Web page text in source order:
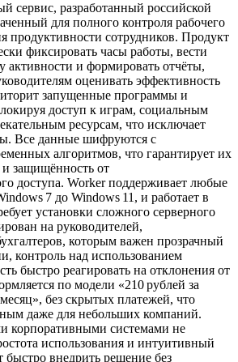
сервис, разработанный российской
для полного контроля рабочего
продуктивности сотрудников. Продукт
фиксировать часы работы, вести
активности и формировать отчёты,
оценивать эффективность
запущенные программы и
доступ к играм, социальным
ресурсам, что исключает
Все данные шифруются с
алгоритмов, что гарантирует их
защищённость от
доступа. Worker поддерживает любые
7 до Windows 11, и работает в
установки сложного серверного
на руководителей,
которым важен прозрачный
контроль над использованием
быстро реагировать на отклонения от
по модели «210 рублей за
без скрытых платежей, что
даже для небольших компаний.
корпоративными системами не
использования и интуитивный
быстро внедрить решение без